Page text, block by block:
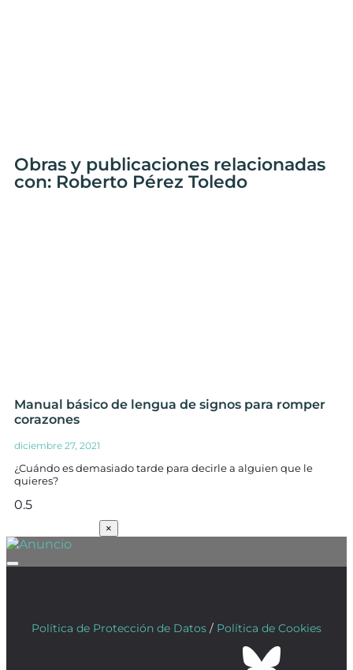
Obras y publicaciones relacionadas
con: Roberto Pérez Toledo
Manual básico de lengua de signos para romper
corazones
diciembre 27, 2021
¿Cuándo es demasiado tarde para decirle a alguien que le
quieres?
×
Política de Protección de Datos / Política de Cookies